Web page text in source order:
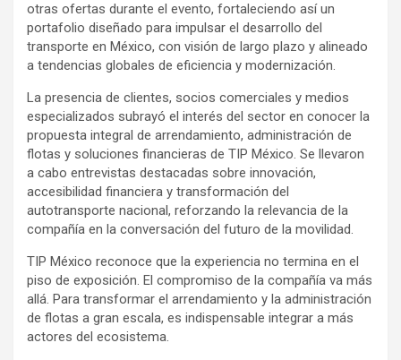
otras ofertas durante el evento, fortaleciendo así un
portafolio diseñado para impulsar el desarrollo del
transporte en México, con visión de largo plazo y alineado
a tendencias globales de eficiencia y modernización.
La presencia de clientes, socios comerciales y medios
especializados subrayó el interés del sector en conocer la
propuesta integral de arrendamiento, administración de
flotas y soluciones financieras de TIP México. Se llevaron
a cabo entrevistas destacadas sobre innovación,
accesibilidad financiera y transformación del
autotransporte nacional, reforzando la relevancia de la
compañía en la conversación del futuro de la movilidad.
TIP México reconoce que la experiencia no termina en el
piso de exposición. El compromiso de la compañía va más
allá. Para transformar el arrendamiento y la administración
de flotas a gran escala, es indispensable integrar a más
actores del ecosistema.